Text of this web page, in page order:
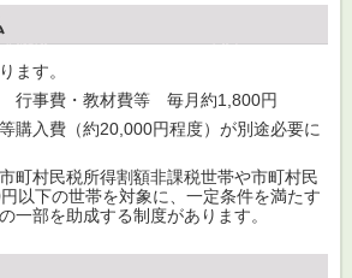
ます。
行事費・教材費等 毎月約1,800円
購入費（約20,000円程度）が別途必要に
町村民税所得割額非課税世帯や市町村民
以下の世帯を対象に、一定条件を満たす
一部を助成する制度があります。